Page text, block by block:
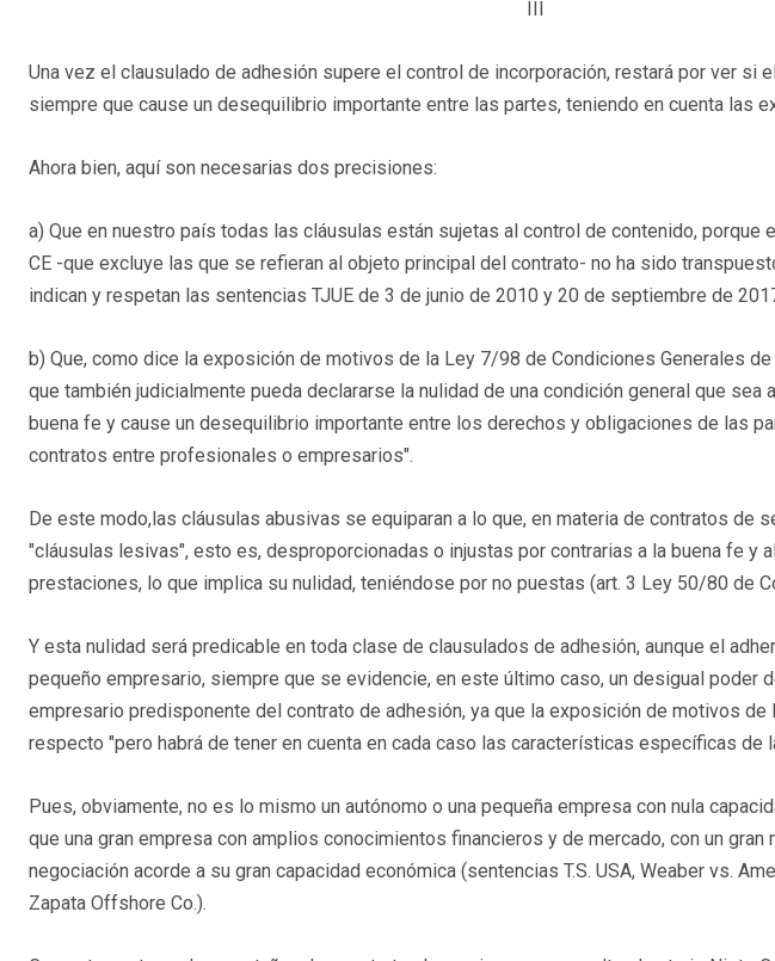
Una vez el clausulado de adhesión supere el control de incorporación, restará por ver si
siempre que cause un desequilibrio importante entre las partes, teniendo en cuenta las
Ahora bien, aquí son necesarias dos precisiones:
a) Que en nuestro país todas las cláusulas están sujetas al control de contenido, porque
CE -que excluye las que se refieran al objeto principal del contrato- no ha sido
indican y respetan las sentencias TJUE de 3 de junio de 2010 y 20 de septiembre de
b) Que, como dice la exposición de motivos de la Ley 7/98 de Condiciones Generales de
que también judicialmente pueda declararse la nulidad de una condición general que sea
buena fe y cause un desequilibrio importante entre los derechos y obligaciones de las
contratos entre profesionales o empresarios".
De este modo,las cláusulas abusivas se equiparan a lo que, en materia de contratos de
"cláusulas lesivas", esto es, desproporcionadas o injustas por contrarias a la buena fe y
prestaciones, lo que implica su nulidad, teniéndose por no puestas (art. 3 Ley 50/80 de
Y esta nulidad será predicable en toda clase de clausulados de adhesión, aunque el
pequeño empresario, siempre que se evidencie, en este último caso, un desigual poder
empresario predisponente del contrato de adhesión, ya que la exposición de motivos de
respecto "pero habrá de tener en cuenta en cada caso las características específicas de
Pues, obviamente, no es lo mismo un autónomo o una pequeña empresa con nula
que una gran empresa con amplios conocimientos financieros y de mercado, con un gran
negociación acorde a su gran capacidad económica (sentencias T.S. USA, Weaber vs.
Zapata Offshore Co.).